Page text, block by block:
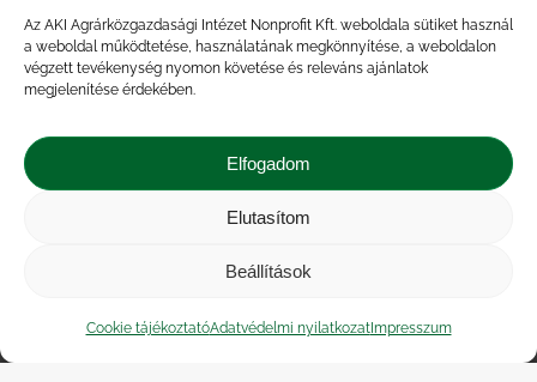
Az AKI Agrárközgazdasági Intézet Nonprofit Kft. weboldala sütiket használ
a weboldal működtetése, használatának megkönnyítése, a weboldalon
végzett tevékenység nyomon követése és releváns ajánlatok
megjelenítése érdekében.
Elfogadom
Elutasítom
Beállítások
Cookie tájékoztatóAdatvédelmi nyilatkozatImpresszum
készletalakulása, 2014. év
Közérdekű adatok
| Adatvédelmi nyilatkozat
|